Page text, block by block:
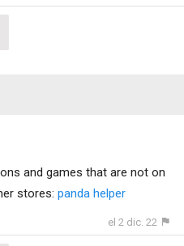
and games that are not on
stores: panda helper
el 2 dic. 22